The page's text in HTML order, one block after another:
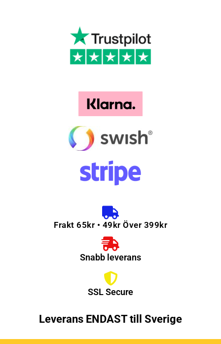
Frakt 65kr • 49kr Över 399kr
Snabb leverans
SSL Secure
Leverans ENDAST till Sverige